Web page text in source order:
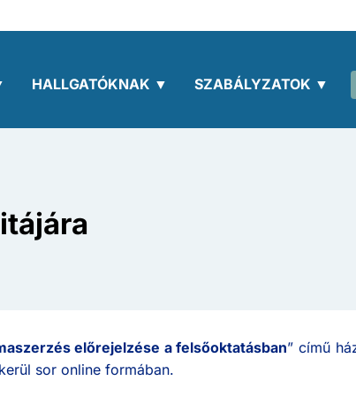
HALLGATÓKNAK ▼ SZABÁLYZATOK ▼
előrejelzése a felsőoktatásban” című
sor online formában.